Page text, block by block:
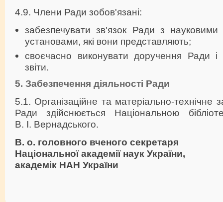
4.9. Члени Ради зобов'язані:
забезпечувати зв'язок Ради з
установами, які вони представляють;
своєчасно виконувати доручення Ради і
звіти.
5. Забезпечення діяльності Ради
5.1. Організаційне та матеріально-технічне
Ради здійснюється Національною
В. І. Вернадського.
В. о. головного вченого секретаря
Національної академії наук України,
академік НАН України